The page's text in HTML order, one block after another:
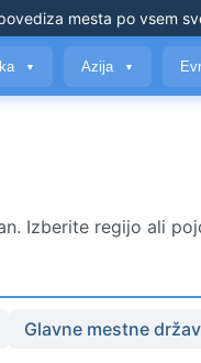
za mesta po vsem
▼ Azija ▼
Izberite regijo ali
Glavne mestne